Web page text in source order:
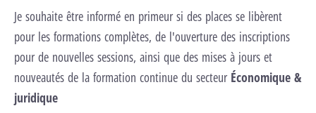
Je souhaite être informé en primeur si des places se libèrent
pour les formations complètes, de l'ouverture des inscriptions
pour de nouvelles sessions, ainsi que des mises à jours et
nouveautés de la formation continue du secteur Économique &
juridique